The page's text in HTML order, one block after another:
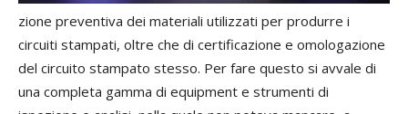
zione preventiva dei materiali utilizzati per produrre i
circuiti stampati, oltre che di certificazione e omologazione
del circuito stampato stesso. Per fare questo si avvale di
una completa gamma di equipment e strumenti di